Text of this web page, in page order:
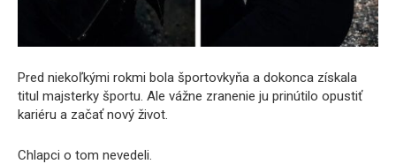
Pred niekoľkými rokmi bola športovkyňa a dokonca získala
titul majsterky športu. Ale vážne zranenie ju prinútilo opustiť
kariéru a začať nový život.
Chlapci o tom nevedeli.